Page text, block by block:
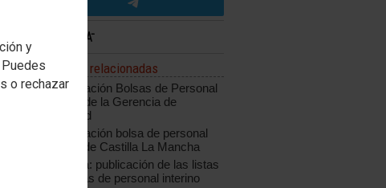
y
o rechazar
Noticias relacionadas
Actualización Bolsas de Personal
Interino de la Gerencia de
Valladolid
Actualización bolsa de personal
interino de Castilla La Mancha
Cataluña: publicación de las listas
definitivas de personal interino